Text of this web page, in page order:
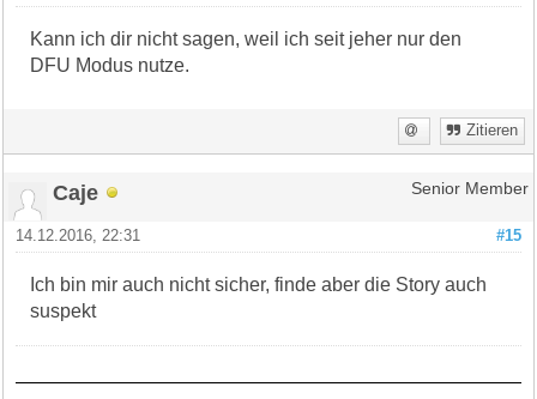
Kann ich dir nicht sagen, weil ich seit jeher nur den
DFU Modus nutze.
Zitieren
Caje Senior Member
#15
14.12.2016, 22:31
Ich bin mir auch nicht sicher, finde aber die Story auch
suspekt